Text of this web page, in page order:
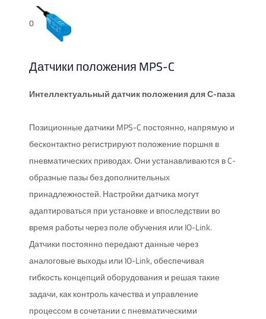
0
Датчики положения MPS-C
Интеллектуальный датчик положения для С-паза
Позиционные датчики MPS-C постоянно, напрямую и
бесконтактно регистрируют положение поршня в
пневматических приводах. Они устанавливаются в C-
образные пазы без дополнительных
принадлежностей. Настройки датчика могут
адаптироваться при установке и впоследствии во
время работы через поле обучения или IO-Link.
Датчики постоянно передают данные через
аналоговые выходы или IO-Link, обеспечивая
гибкость концепций оборудования и решая такие
задачи, как контроль качества и управление
процессом в сочетании с пневматическими